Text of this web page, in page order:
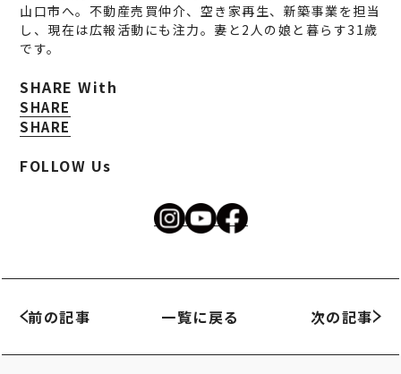
山口市へ。不動産売買仲介、空き家再生、新築事業を担当
し、現在は広報活動にも注力。妻と2人の娘と暮らす31歳
です。
SHARE With
SHARE
SHARE
FOLLOW Us
前の記事 一覧に戻る 次の記事